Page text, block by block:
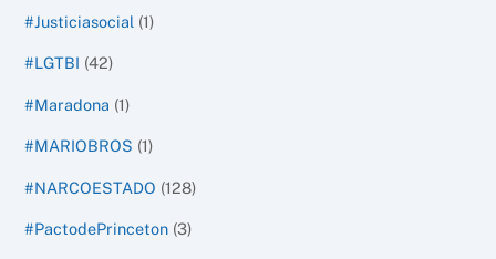
#Justiciasocial (1)
#LGTBI (42)
#Maradona (1)
#MARIOBROS (1)
#NARCOESTADO (128)
#PactodePrinceton (3)